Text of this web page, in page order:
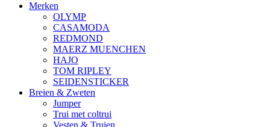
Merken
OLYMP
CASAMODA
REDMOND
MAERZ MUENCHEN
HAJO
TOM RIPLEY
SEIDENSTICKER
Breien & Zweten
Jumper
Trui met coltrui
Vesten & Truien